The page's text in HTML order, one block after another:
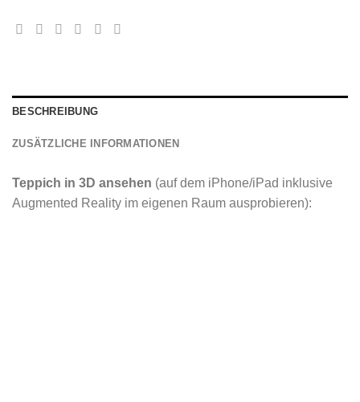
BESCHREIBUNG
ZUSÄTZLICHE INFORMATIONEN
Teppich in 3D ansehen (auf dem iPhone/iPad inklusive
Augmented Reality im eigenen Raum ausprobieren):